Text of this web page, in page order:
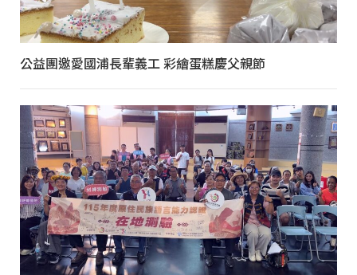
公益團邀愛國浦長輩義工 彩繪蛋糕慶父親節